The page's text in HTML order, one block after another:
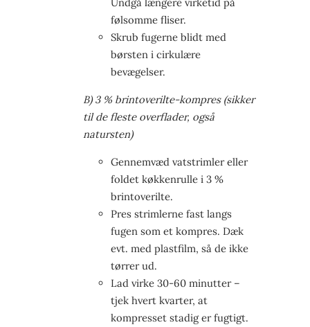
Undgå længere virketid på
følsomme fliser.
Skrub fugerne blidt med
børsten i cirkulære
bevægelser.
B) 3 % brintoverilte-kompres (sikker
til de fleste overflader, også
natursten)
Gennemvæd vatstrimler eller
foldet køkkenrulle i 3 %
brintoverilte.
Pres strimlerne fast langs
fugen som et kompres. Dæk
evt. med plastfilm, så de ikke
tørrer ud.
Lad virke 30-60 minutter –
tjek hvert kvarter, at
kompresset stadig er fugtigt.